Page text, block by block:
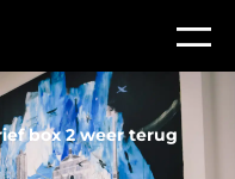
box 2 weer terug